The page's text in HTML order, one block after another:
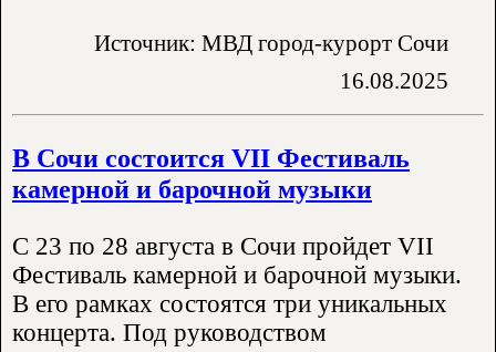
Источник: МВД город-курорт Сочи
16.08.2025
В Сочи состоится VII Фестиваль
камерной и барочной музыки
С 23 по 28 августа в Сочи пройдет VII
Фестиваль камерной и барочной музыки.
В его рамках состоятся три уникальных
концерта. Под руководством